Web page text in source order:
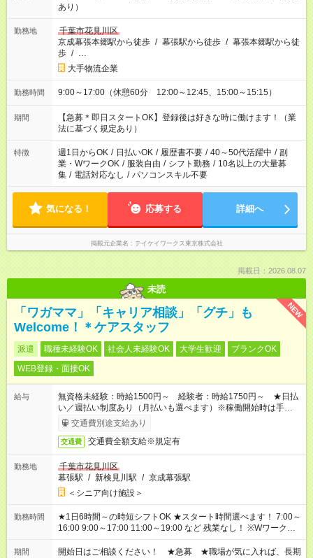
あり）
勤務地
千葉市花見川区
京成幕張本郷駅から徒歩 / 幕張駅から徒歩 / 幕張本郷駅から徒
歩 / …
大手物流企業
勤務時間 9:00～17:00（休憩60分 12:00～12:45、15:00～15:15）
期間
【急募＊即日スタートOK】登録後は好きな時に働けます！（業
法に基づく規定あり）
特徴 週1日からOK / 日払いOK / 履歴書不要 / 40～50代活躍中 / 副
業・WワークOK / 服装自由 / シフト勤務 / 10名以上の大量募
集 / 電話対応なし / パソコンスキル不要
気になる！ 応募する 詳細へ
掲載元企業名 テイケイワークス東京株式会社
掲載日：2026.08.07
未読
NEW
「ワガママ」「キャリア相談」「グチ」も
Welcome！＊ケアスタッフ
派遣 職種未経験OK 社会人未経験OK 大学生歓迎
ブランクOK
WEB登録・面接OK
給与
無資格未経験：時給1500円～ 経験者：時給1750円～ ★日払
い／週払い制度あり（月払いも選べます）※稼働開始時は手続き
完了次第のお支払いとなります。
交通費別途支給あり
交通費 交通費全額支給※規定有
勤務地
千葉市花見川区
幕張駅 / 新検見川駅 / 京成幕張駅
＜シニア向け施設＞
勤務時間
★1日6時間～の時短シフトOK ★スタート時間選べます！ 7:00～
16:00 9:00～17:00 11:00～19:00 など 残業なし！ ※Wワークの
場合、他のお仕事と合わせ週40時間超の就業はご案内できませ
ん ※法令に基づき、週20時間以上勤務は社会保険への加入対象
期間 開始日はご相談ください！ ★急募 ★職場が気に入れば、長期